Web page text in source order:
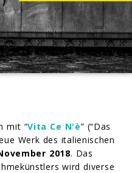
mit “Vita Ce N'è” (“Das
Werk des italienischen
2018. Das
wird diverse